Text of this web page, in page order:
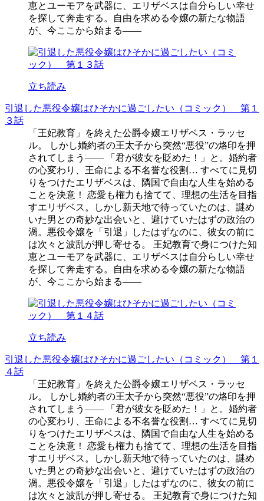
恵とユーモアを武器に、エリザベスは自分らしい幸せ
を探して奔走する。自由を求める令嬢の新たな物語
が、今ここから始まる――
立ち読み
引退した悪役令嬢はひそかに過ごしたい（コミック） 第１
３話
「王妃教育」を終えた公爵令嬢エリザベス・ラッセ
ル。 しかし婚約者の王太子から突然“悪役”の烙印を押
されてしまう―― 「君が彼女を貶めた！」と。婚約者
の心変わり、王命による不名誉な役割… すべてに見切
りをつけたエリザベスは、隣国で自由な人生を始める
ことを決意！ 恋愛も権力も捨てて、理想の生活を目指
すエリザベス。しかし新天地で待っていたのは、謎め
いた男との奇妙な出会いと、避けていたはずの政治の
渦。悪役令嬢を「引退」したはずなのに、彼女の前に
は次々と波乱が押し寄せる。 王妃教育で身につけた知
恵とユーモアを武器に、エリザベスは自分らしい幸せ
を探して奔走する。自由を求める令嬢の新たな物語
が、今ここから始まる――
立ち読み
引退した悪役令嬢はひそかに過ごしたい（コミック） 第１
４話
「王妃教育」を終えた公爵令嬢エリザベス・ラッセ
ル。 しかし婚約者の王太子から突然“悪役”の烙印を押
されてしまう―― 「君が彼女を貶めた！」と。婚約者
の心変わり、王命による不名誉な役割… すべてに見切
りをつけたエリザベスは、隣国で自由な人生を始める
ことを決意！ 恋愛も権力も捨てて、理想の生活を目指
すエリザベス。しかし新天地で待っていたのは、謎め
いた男との奇妙な出会いと、避けていたはずの政治の
渦。悪役令嬢を「引退」したはずなのに、彼女の前に
は次々と波乱が押し寄せる。 王妃教育で身につけた知